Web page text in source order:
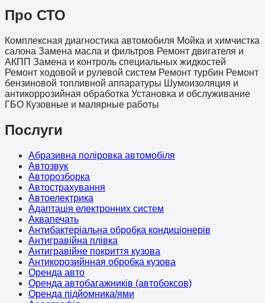
Про СТО
Комплексная диагностика автомобиля Мойка и химчистка
салона Замена масла и фильтров Ремонт двигателя и
АКПП Замена и контроль специальных жидкостей
Ремонт ходовой и рулевой систем Ремонт турбин Ремонт
бензиновой топливной аппаратуры Шумоизоляция и
антикоррозийная обработка Установка и обслуживание
ГБО Кузовные и малярные работы
Послуги
Абразивна поліровка автомобіля
Автозвук
Авторозборка
Автострахування
Автоелектрика
Адаптація електронних систем
Аквапечать
Антибактеріальна обробка кондиціонерів
Антигравійна плівка
Антигравійне покриття кузова
Антикорозийнная обробка кузова
Оренда авто
Оренда автобагажників (автобоксов)
Оренда підйомника/ями